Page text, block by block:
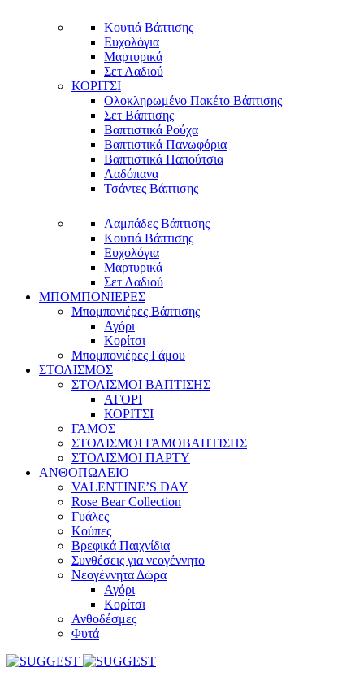
Κουτιά Βάπτισης
Ευχολόγια
Μαρτυρικά
Σετ Λαδιού
ΚΟΡΙΤΣΙ
Ολοκληρωμένο Πακέτο Βάπτισης
Σετ Βάπτισης
Βαπτιστικά Ρούχα
Βαπτιστικά Πανωφόρια
Βαπτιστικά Παπούτσια
Λαδόπανα
Τσάντες Βάπτισης
Λαμπάδες Βάπτισης
Κουτιά Βάπτισης
Ευχολόγια
Μαρτυρικά
Σετ Λαδιού
ΜΠΟΜΠΟΝΙΕΡΕΣ
Μπομπονιέρες Βάπτισης
Αγόρι
Κορίτσι
Μπομπονιέρες Γάμου
ΣΤΟΛΙΣΜΟΣ
ΣΤΟΛΙΣΜΟΙ ΒΑΠΤΙΣΗΣ
ΑΓΟΡΙ
ΚΟΡΙΤΣΙ
ΓΑΜΟΣ
ΣΤΟΛΙΣΜΟΙ ΓΑΜΟΒΑΠΤΙΣΗΣ
ΣΤΟΛΙΣΜΟΙ ΠΑΡΤΥ
ΑΝΘΟΠΩΛΕΙΟ
VALENTINE’S DAY
Rose Bear Collection
Γυάλες
Κούπες
Βρεφικά Παιχνίδια
Συνθέσεις για νεογέννητο
Νεογέννητα Δώρα
Αγόρι
Κορίτσι
Ανθοδέσμες
Φυτά